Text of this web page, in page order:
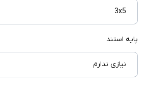
3x5
پایه استند
نیازی ندارم